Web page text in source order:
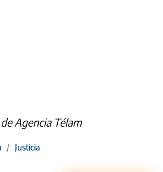
Agencia Télam
/ Justicia